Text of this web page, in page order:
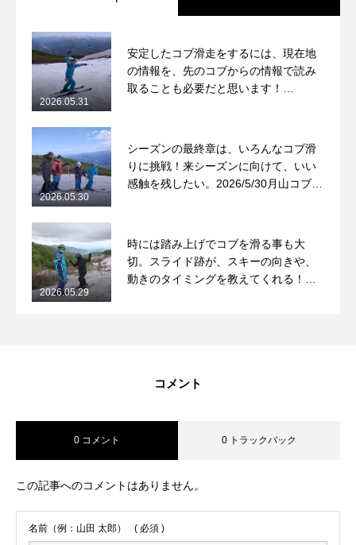
安定したコブ滑走をするには、現在地
の情報を、先のコブからの情報で読み
取ることも必要だと思います！
2026.05.31
シーズンの最終章は、いろんなコブ滑
りに挑戦！来シーズンに向けて、いい
感触を残したい。2026/5/30月山コブレ
2026.05.30
時には踏み上げでコブを滑る事も大
切。スライド跡が、スキーの向きや、
動きのタイミングを教えてくれる！
2026.05.29
コメント
0 コメント 0 トラックバック
この記事へのコメントはありません。
名前（例：山田 太郎） ( 必須 )